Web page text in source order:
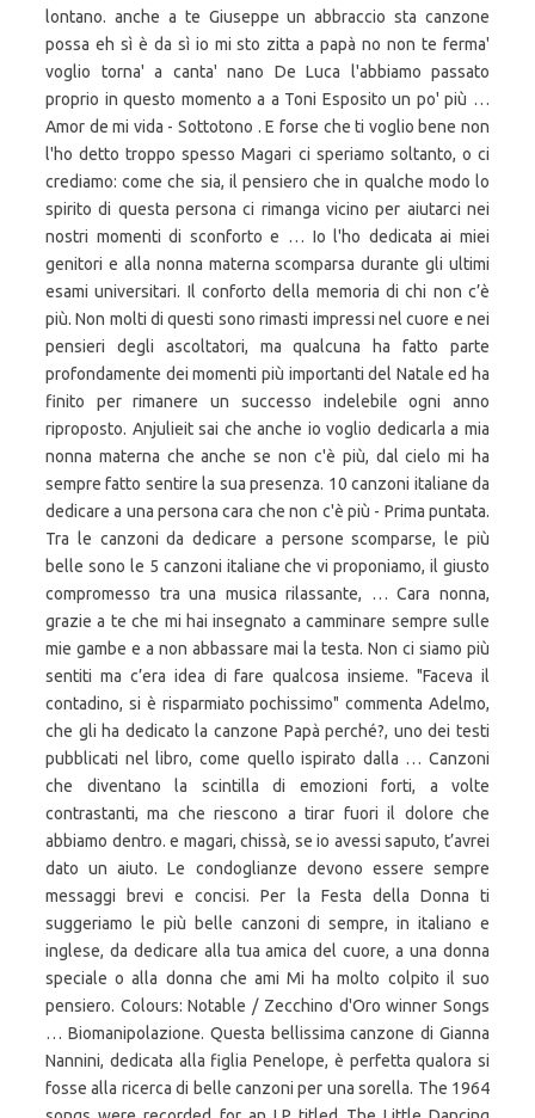
lontano. anche a te Giuseppe un abbraccio sta canzone
possa eh sì è da sì io mi sto zitta a papà no non te ferma'
voglio torna' a canta' nano De Luca l'abbiamo passato
proprio in questo momento a a Toni Esposito un po' più …
Amor de mi vida - Sottotono . E forse che ti voglio bene non
l'ho detto troppo spesso Magari ci speriamo soltanto, o ci
crediamo: come che sia, il pensiero che in qualche modo lo
spirito di questa persona ci rimanga vicino per aiutarci nei
nostri momenti di sconforto e … Io l'ho dedicata ai miei
genitori e alla nonna materna scomparsa durante gli ultimi
esami universitari. Il conforto della memoria di chi non c’è
più. Non molti di questi sono rimasti impressi nel cuore e nei
pensieri degli ascoltatori, ma qualcuna ha fatto parte
profondamente dei momenti più importanti del Natale ed ha
finito per rimanere un successo indelebile ogni anno
riproposto. Anjulieit sai che anche io voglio dedicarla a mia
nonna materna che anche se non c'è più, dal cielo mi ha
sempre fatto sentire la sua presenza. 10 canzoni italiane da
dedicare a una persona cara che non c'è più - Prima puntata.
Tra le canzoni da dedicare a persone scomparse, le più
belle sono le 5 canzoni italiane che vi proponiamo, il giusto
compromesso tra una musica rilassante, … Cara nonna,
grazie a te che mi hai insegnato a camminare sempre sulle
mie gambe e a non abbassare mai la testa. Non ci siamo più
sentiti ma c’era idea di fare qualcosa insieme. "Faceva il
contadino, si è risparmiato pochissimo" commenta Adelmo,
che gli ha dedicato la canzone Papà perché?, uno dei testi
pubblicati nel libro, come quello ispirato dalla … Canzoni
che diventano la scintilla di emozioni forti, a volte
contrastanti, ma che riescono a tirar fuori il dolore che
abbiamo dentro. e magari, chissà, se io avessi saputo, t’avrei
dato un aiuto. Le condoglianze devono essere sempre
messaggi brevi e concisi. Per la Festa della Donna ti
suggeriamo le più belle canzoni di sempre, in italiano e
inglese, da dedicare alla tua amica del cuore, a una donna
speciale o alla donna che ami Mi ha molto colpito il suo
pensiero. Colours: Notable / Zecchino d'Oro winner Songs
… Biomanipolazione. Questa bellissima canzone di Gianna
Nannini, dedicata alla figlia Penelope, è perfetta qualora si
fosse alla ricerca di belle canzoni per una sorella. The 1964